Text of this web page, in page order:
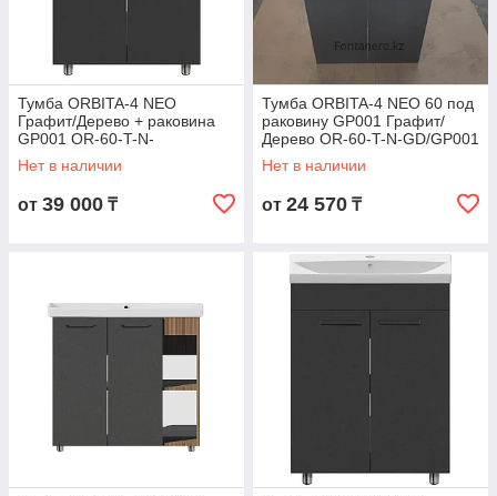
Тумба ORBITA-4 NEO
Графит/Дерево + раковина
GP001 OR-60-T-N-
GD/GP001(КОМПЛ)
Нет в наличии
от 39 000 ₸
Тумба ORBITA-4 NEO 60 под
раковину GP001 Графит/
Дерево OR-60-T-N-GD/GP001
Нет в наличии
от 24 570 ₸